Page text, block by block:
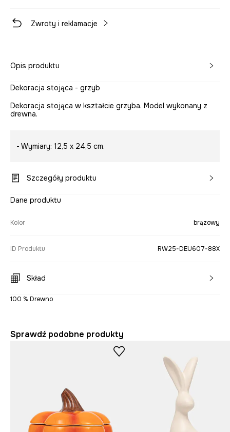
Zwroty i reklamacje
Opis produktu
Dekoracja stojąca - grzyb
Dekoracja stojąca w kształcie grzyba. Model wykonany z
drewna.
- Wymiary: 12,5 x 24,5 cm.
Szczegóły produktu
Dane produktu
Kolor brązowy
ID Produktu RW25-DEU607-88X
Skład
100 % Drewno
Sprawdź podobne produkty